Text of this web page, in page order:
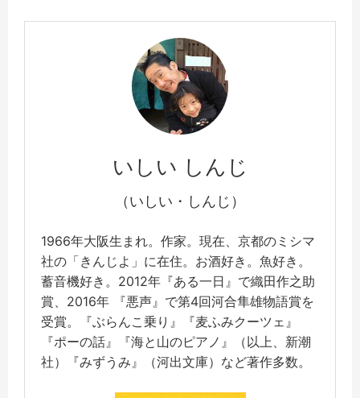
いしい しんじ
（いしい・しんじ）
1966年大阪生まれ。作家。現在、京都のミシマ
社の「きんじよ」に在住。お酒好き。魚好き。
蓄音機好き。2012年『ある一日』で織田作之助
賞、2016年 『悪声』で第4回河合隼雄物語賞を
受賞。『ぶらんこ乗り』『麦ふみクーツェ』
『ポーの話』『海と山のピアノ』（以上、新潮
社）『みずうみ』（河出文庫）など著作多数。